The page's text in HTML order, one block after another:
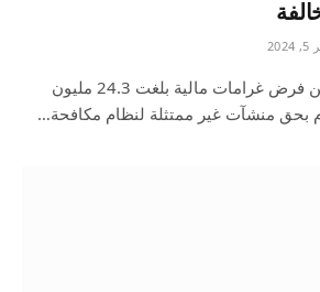
أعلنت وزارة التجارة عن فرض غرامات مالية بلغت 24.3 مليون